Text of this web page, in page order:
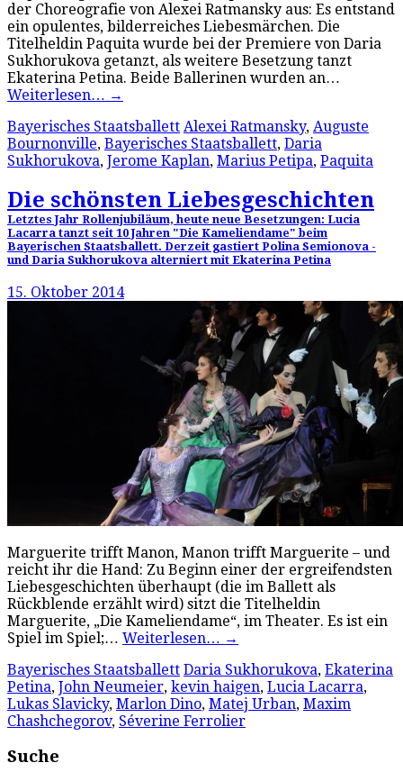
der Choreografie von Alexei Ratmansky aus: Es entstand
ein opulentes, bilderreiches Liebesmärchen. Die
Titelheldin Paquita wurde bei der Premiere von Daria
Sukhorukova getanzt, als weitere Besetzung tanzt
Ekaterina Petina. Beide Ballerinen wurden an…
Weiterlesen… →
Bayerisches Staatsballett Alexei Ratmansky, Auguste
Bournonville, Bayerisches Staatsballett, Daria
Sukhorukova, Jerome Kaplan, Marius Petipa, Paquita
Die schönsten Liebesgeschichten
Letztes Jahr Rollenjubiläum, heute neue Besetzungen: Lucia
Lacarra tanzt seit 10 Jahren "Die Kameliendame" beim
Bayerischen Staatsballett. Derzeit gastiert Polina Semionova -
und Daria Sukhorukova alterniert mit Ekaterina Petina
15. Oktober 2014
Marguerite trifft Manon, Manon trifft Marguerite – und
reicht ihr die Hand: Zu Beginn einer der ergreifendsten
Liebesgeschichten überhaupt (die im Ballett als
Rückblende erzählt wird) sitzt die Titelheldin
Marguerite, „Die Kameliendame“, im Theater. Es ist ein
Spiel im Spiel;… Weiterlesen… →
Bayerisches Staatsballett Daria Sukhorukova, Ekaterina
Petina, John Neumeier, kevin haigen, Lucia Lacarra,
Lukas Slavicky, Marlon Dino, Matej Urban, Maxim
Chashchegorov, Séverine Ferrolier
Suche